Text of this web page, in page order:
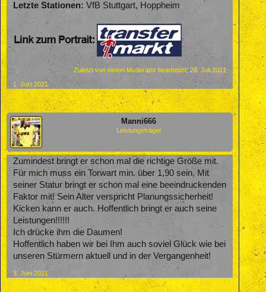
Letzte Stationen: VfB Stuttgart, Hoppheim
Zuletzt von einem Moderator bearbeitet:28. Juli 2021
1. Juni 2021
Manni666
Leistungsträger
Zumindest bringt er schon mal die richtige Größe mit.
Für mich muss ein Torwart min. über 1,90 sein. Mit
seiner Statur bringt er schon mal eine beeindruckenden
Faktor mit! Sein Alter verspricht Planungssicherheit!
Kicken kann er auch. Hoffentlich bringt er auch seine
Leistungen!!!!!!
Ich drücke ihm die Daumen!
Hoffentlich haben wir bei Ihm auch soviel Glück wie bei
unseren Stürmern aktuell und in der Vergangenheit!
3. Juni 2021